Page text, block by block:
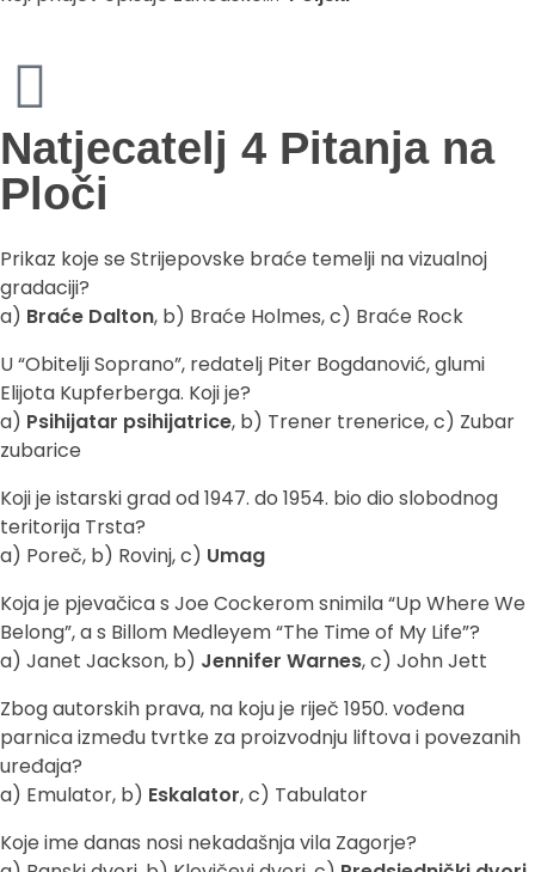
Natjecatelj 4 Pitanja na
Ploči
Prikaz koje se Strijepovske braće temelji na vizualnoj
gradaciji?
a) Braće Dalton, b) Braće Holmes, c) Braće Rock
U “Obitelji Soprano”, redatelj Piter Bogdanović, glumi
Elijota Kupferberga. Koji je?
a) Psihijatar psihijatrice, b) Trener trenerice, c) Zubar
zubarice
Koji je istarski grad od 1947. do 1954. bio dio slobodnog
teritorija Trsta?
a) Poreč, b) Rovinj, c) Umag
Koja je pjevačica s Joe Cockerom snimila “Up Where We
Belong”, a s Billom Medleyem “The Time of My Life”?
a) Janet Jackson, b) Jennifer Warnes, c) John Jett
Zbog autorskih prava, na koju je riječ 1950. vođena
parnica između tvrtke za proizvodnju liftova i povezanih
uređaja?
a) Emulator, b) Eskalator, c) Tabulator
Koje ime danas nosi nekadašnja vila Zagorje?